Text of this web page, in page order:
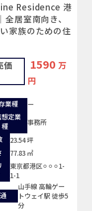
Residence 港
全居室南向き、
家族のための住
価
1590 万
円
業種
ー
想定業
種
事務所
23.54 坪
77.83 ㎡
東京都港区⚪︎⚪︎⚪︎1-
1-1
山手線 高輪ゲー
トウェイ駅 徒歩5
分